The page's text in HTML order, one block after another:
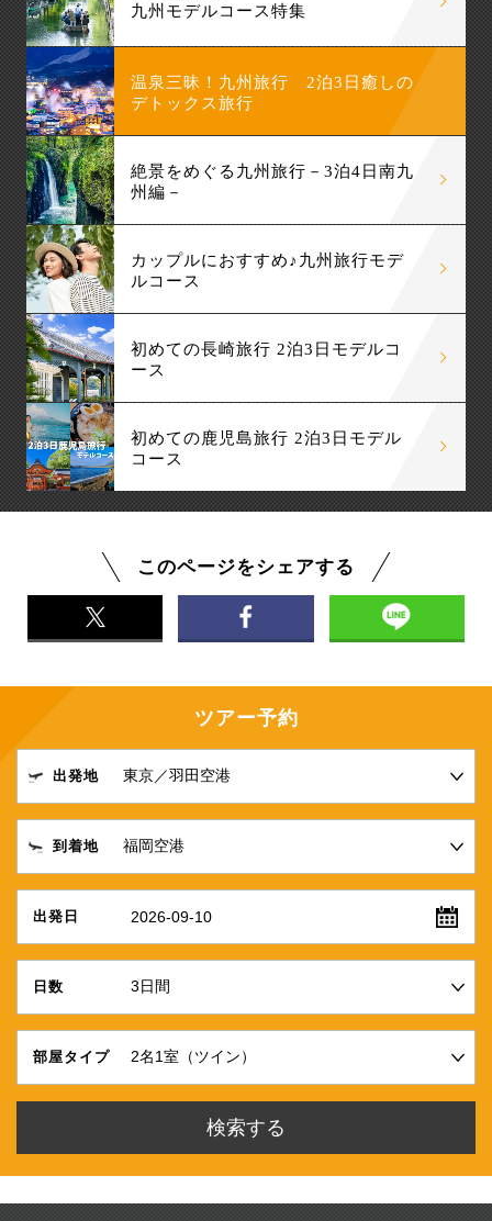
九州モデルコース特集
温泉三昧！九州旅行 2泊3日癒しの
デトックス旅行
絶景をめぐる九州旅行－3泊4日南九
州編－
カップルにおすすめ♪九州旅行モデ
ルコース
初めての長崎旅行 2泊3日モデルコ
ース
初めての鹿児島旅行 2泊3日モデル
コース
このページをシェアする
ツアー予約
出発地
到着地
出発日 2026-09-10
日数
部屋タイプ